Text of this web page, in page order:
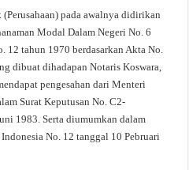
pada awalnya didirikan
Modal Dalam Negeri No. 6
12 tahun 1970 berdasarkan Akta No.
dibuat dihadapan Notaris Koswara,
pengesahan dari Menteri
Surat Keputusan No. C2-
1983. Serta diumumkan dalam
No. 12 tanggal 10 Pebruari